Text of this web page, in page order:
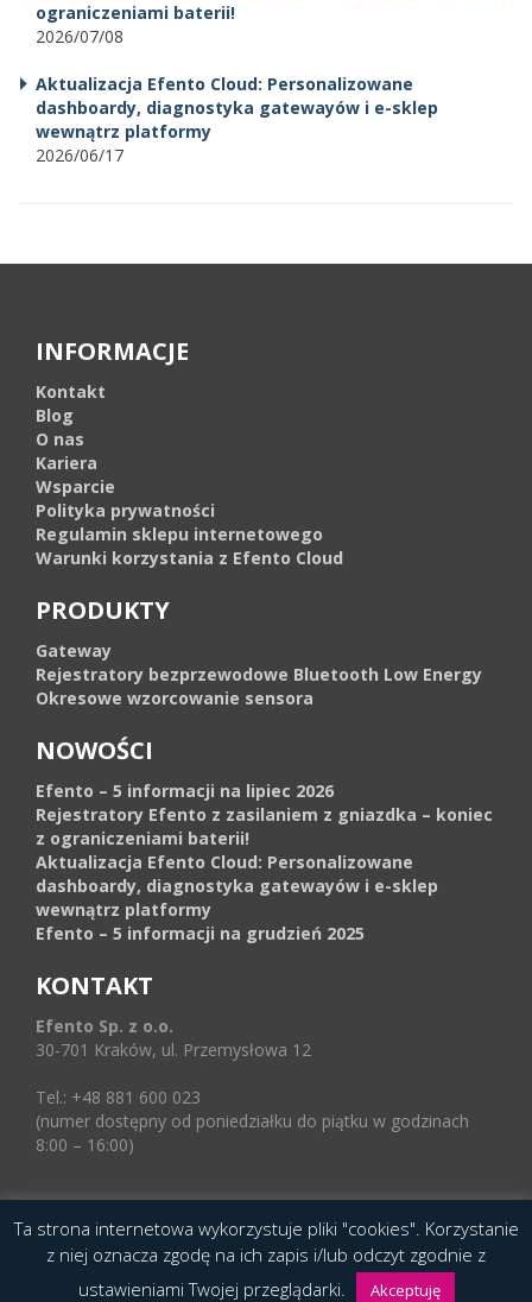
ograniczeniami baterii!
2026/07/08
Aktualizacja Efento Cloud: Personalizowane
dashboardy, diagnostyka gatewayów i e-sklep
wewnątrz platformy
2026/06/17
INFORMACJE
Kontakt
Blog
O nas
Kariera
Wsparcie
Polityka prywatności
Regulamin sklepu internetowego
Warunki korzystania z Efento Cloud
PRODUKTY
Gateway
Rejestratory bezprzewodowe Bluetooth Low Energy
Okresowe wzorcowanie sensora
NOWOŚCI
Efento – 5 informacji na lipiec 2026
Rejestratory Efento z zasilaniem z gniazdka – koniec
z ograniczeniami baterii!
Aktualizacja Efento Cloud: Personalizowane
dashboardy, diagnostyka gatewayów i e-sklep
wewnątrz platformy
Efento – 5 informacji na grudzień 2025
KONTAKT
Efento Sp. z o.o.
30-701 Kraków, ul. Przemysłowa 12
Tel.: +48 881 600 023
(numer dostępny od poniedziałku do piątku w godzinach
8:00 – 16:00)
© 2016 Copyright by Efento. All rights reserved.
Projekt i wykonanieAgencja Interaktywna
Epoka (e-poka.com).
Ta strona internetowa wykorzystuje pliki "cookies". Korzystanie
z niej oznacza zgodę na ich zapis i/lub odczyt zgodnie z
ustawieniami Twojej przeglądarki.
Akceptuję